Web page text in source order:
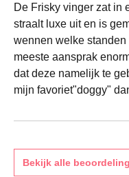
De Frisky vinger zat in
straalt luxe uit en is
wennen welke
meeste aansprak
dat deze namelijk te
mijn favoriet"doggy"
Bekijk alle